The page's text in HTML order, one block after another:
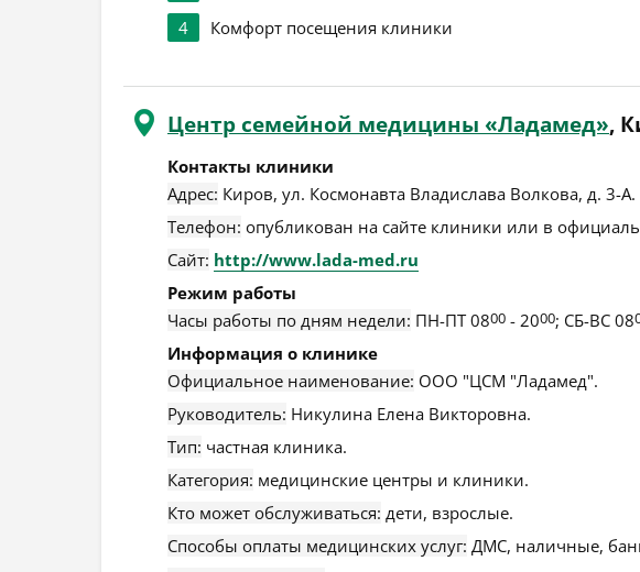
4
Комфорт посещения клиники
Центр семейной медицины «Ладамед»,
Контакты клиники
Адрес: Киров, ул. Космонавта Владислава Волкова, д. 3-А.
Телефон: опубликован на сайте клиники или в
Сайт: http://www.lada-med.ru
Режим работы
Часы работы по дням недели: ПН-ПТ 0800 - 2000; СБ-ВС 08
Информация о клинике
Официальное наименование: ООО "ЦСМ "Ладамед".
Руководитель: Никулина Елена Викторовна.
Тип: частная клиника.
Категория: медицинские центры и клиники.
Кто может обслуживаться: дети, взрослые.
Способы оплаты медицинских услуг: ДМС, наличные,